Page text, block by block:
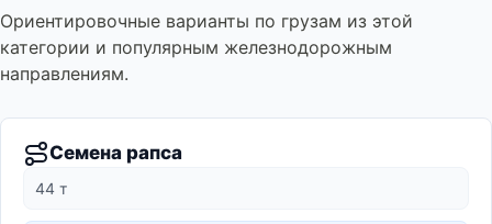
Ориентировочные варианты по грузам из этой
категории и популярным железнодорожным
направлениям.
Семена рапса
44 т